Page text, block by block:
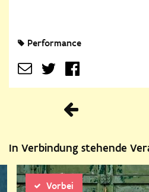
Performance
In Verbindung stehende
Vorbei